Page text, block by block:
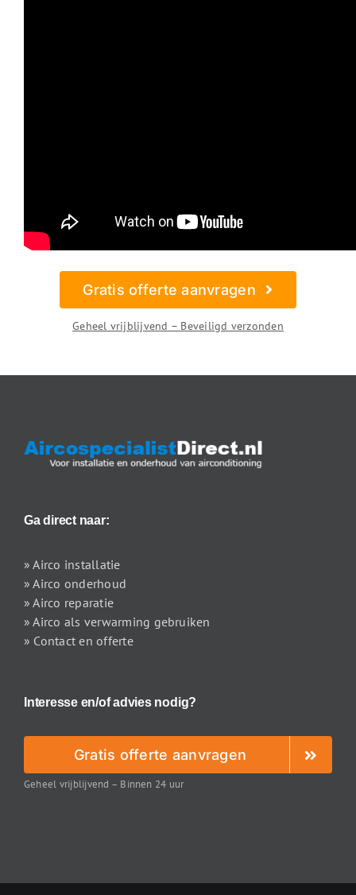
Gratis offerte aanvragen
Geheel vrijblijvend – Beveiligd verzonden
Ga direct naar:
» Airco installatie
» Airco onderhoud
» Airco reparatie
» Airco als verwarming gebruiken
» Contact en offerte
Interesse en/of advies nodig?
Gratis offerte aanvragen
Geheel vrijblijvend – Binnen 24 uur